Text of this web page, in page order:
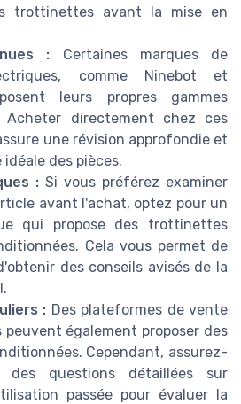
trottinettes avant la mise en
: Certaines marques de
comme Ninebot et
leurs propres gammes
Acheter directement chez ces
une révision approfondie et
des pièces.
: Si vous préférez examiner
avant l'achat, optez pour un
qui propose des trottinettes
Cela vous permet de
des conseils avisés de la
: Des plateformes de vente
également proposer des
Cependant, assurez-
questions détaillées sur
passée pour évaluer la